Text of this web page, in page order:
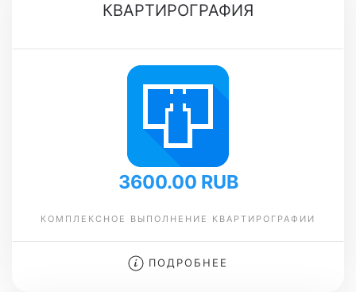
КВАРТИРОГРАФИЯ
3600.00 RUB
КОМПЛЕКСНОЕ ВЫПОЛНЕНИЕ КВАРТИРОГРАФИИ
ПОДРОБНЕЕ